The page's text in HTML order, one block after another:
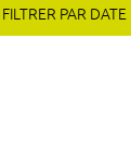
FILTRER PAR DATE